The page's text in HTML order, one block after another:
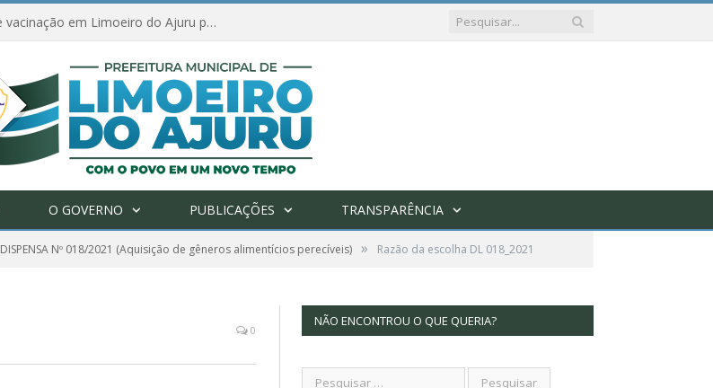
Amanhã começa nova etapa de vacinação em Limoeiro do Ajuru para idosos com 65 ou mais
O GOVERNO PUBLICAÇÕES TRANSPARÊNCIA
DISPENSA Nº 018/2021 (Aquisição de gêneros alimentícios perecíveis) » Razão da escolha DL 018_2021
0
NÃO ENCONTROU O QUE QUERIA?